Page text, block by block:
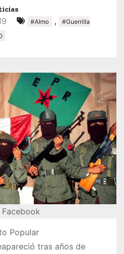
#Almo ,
#Guerrilla
Facebook
Popular
tras años de